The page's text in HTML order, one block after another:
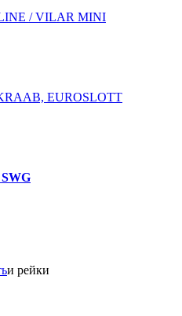
/ VILAR MINI
EUROSLOTT
и рейки